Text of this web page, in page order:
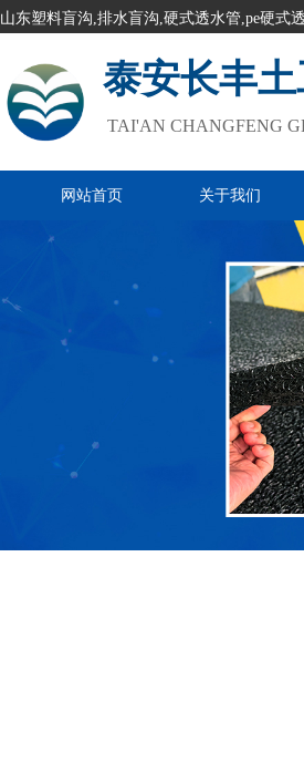
山东塑料盲沟,排水盲沟,硬式透水管,pe硬式
泰安长丰
TAI'AN CHANGFENG
网站首页 关于我们